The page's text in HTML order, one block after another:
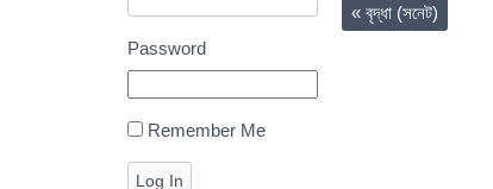
« বৃদ্ধা (সনেট)
Password
Remember Me
Log In